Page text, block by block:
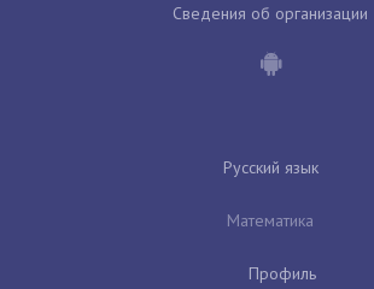
Сведения об организации
Русский язык
Математика
Профиль